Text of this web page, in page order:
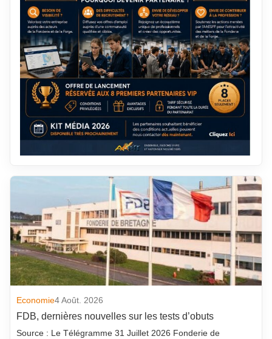
Economie4 Août. 2026
FDB, dernières nouvelles sur les tests d’obuts
Source : Le Télégramme 31 Juillet 2026 Fonderie de